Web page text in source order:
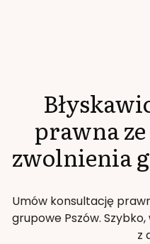
prawna
zwolnienia
Umów konsultację
grupowePszów.
z